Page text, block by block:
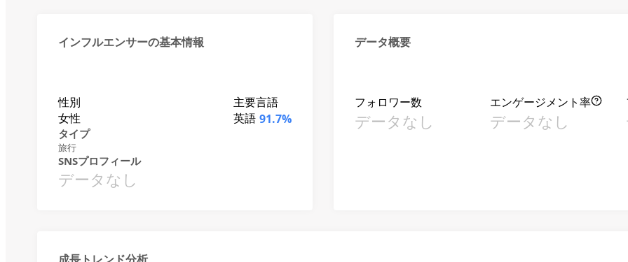
インフルエンサーの基本情報
性別
女性
主要言語
英語 91.7%
タイプ
旅行
SNSプロフィール
データなし
データ概要
フォロワー数
データなし
エンゲージメント率
データなし